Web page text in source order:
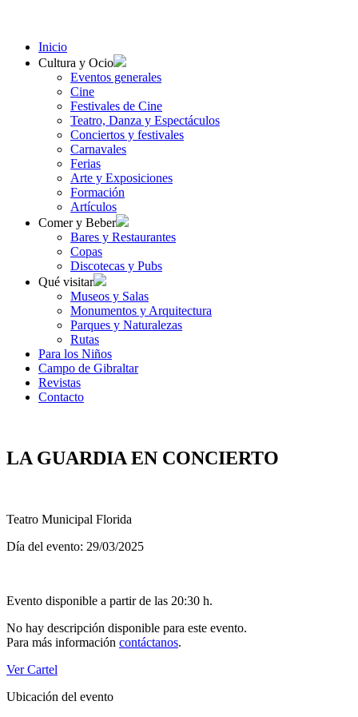
Inicio
Cultura y Ocio
Eventos generales
Cine
Festivales de Cine
Teatro, Danza y Espectáculos
Conciertos y festivales
Carnavales
Ferias
Arte y Exposiciones
Formación
Artículos
Comer y Beber
Bares y Restaurantes
Copas
Discotecas y Pubs
Qué visitar
Museos y Salas
Monumentos y Arquitectura
Parques y Naturalezas
Rutas
Para los Niños
Campo de Gibraltar
Revistas
Contacto
LA GUARDIA EN CONCIERTO
Teatro Municipal Florida
Día del evento: 29/03/2025
Evento disponible a partir de las 20:30 h.
No hay descripción disponible para este evento.
Para más información contáctanos.
Ver Cartel
Ubicación del evento